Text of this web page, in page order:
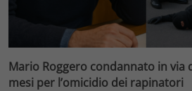
Mario Roggero condannato in via
mesi per l’omicidio dei rapinatori